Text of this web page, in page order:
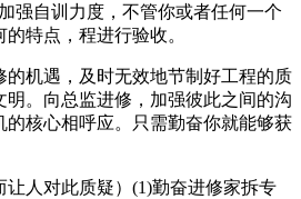
强自训力度，不管你或者任何一个
特点，程进行验收。
机遇，及时无效地节制好工程的质
。向总监进修，加强彼此之间的沟
的核心相呼应。只需勤奋你就能够获
人对此质疑）(1)勤奋进修家拆专